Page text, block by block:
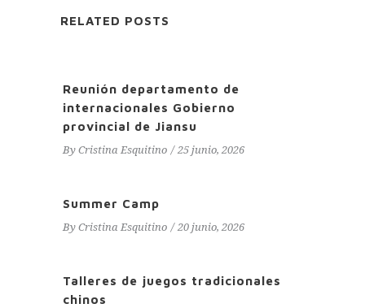
RELATED POSTS
Reunión departamento de
internacionales Gobierno
provincial de Jiansu
By Cristina Esquitino 25 junio, 2026
Summer Camp
By Cristina Esquitino 20 junio, 2026
Talleres de juegos tradicionales
chinos